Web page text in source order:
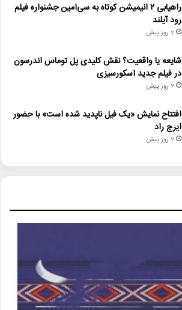
راهیابی ۲ انیمیشن کوتاه به سی‌امین جشنواره فیلم
رود آیلند
2 روز پیش
شایعه یا واقعیت؟ نقش کلیدی پل توماس اندرسون
در فیلم جدید اسکورسیزی
2 روز پیش
افتتاح نمایش «یک فیل ناپدید شده است» با حضور
ایرج راد
2 روز پیش